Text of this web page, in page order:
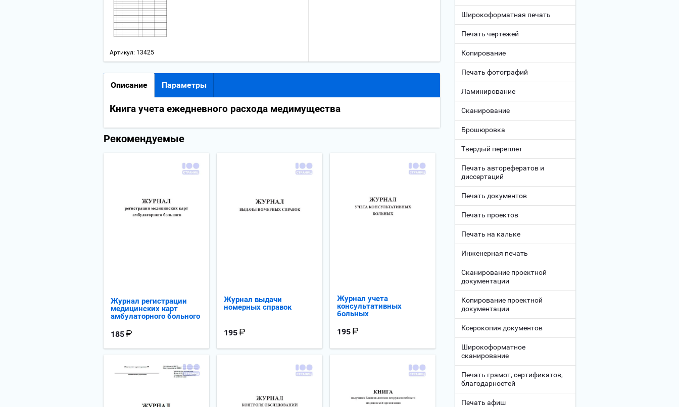
Артикул: 13425
Описание Параметры
Книга учета ежедневного расхода медимущества
Рекомендуемые
Журнал регистрации
медицинских карт
амбулаторного больного
185
Журнал выдачи
номерных справок
195
Журнал учета
консультативных
больных
195
Широкоформатная печать
Печать чертежей
Копирование
Печать фотографий
Ламинирование
Сканирование
Брошюровка
Твердый переплет
Печать авторефератов и
диссертаций
Печать документов
Печать проектов
Печать на кальке
Инженерная печать
Сканирование проектной
документации
Копирование проектной
документации
Ксерокопия документов
Широкоформатное
сканирование
Печать грамот, сертификатов,
благодарностей
Печать афиш